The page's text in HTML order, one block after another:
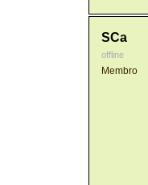
SCa
offline
Membro